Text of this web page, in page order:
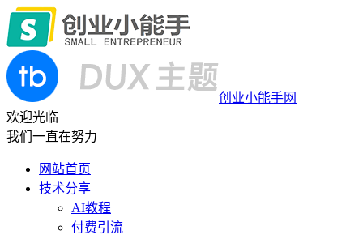
创业小能手网
欢迎光临
我们一直在努力
网站首页
技术分享
AI教程
付费引流